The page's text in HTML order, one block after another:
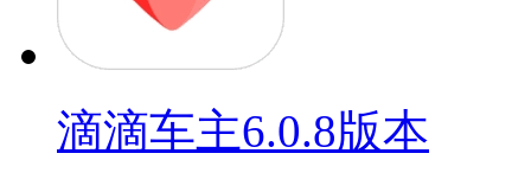
滴滴车主6.0.8版本